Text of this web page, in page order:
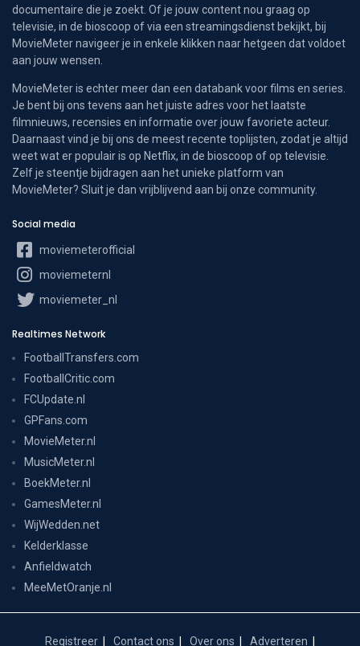
documentaire die je zoekt. Of je jouw content nou graag op
televisie, in de bioscoop of via een streamingsdienst bekijkt, bij
MovieMeter navigeer je in enkele klikken naar hetgeen dat voldoet
aan jouw wensen.
MovieMeter is echter meer dan een databank voor films en series.
Je bent bij ons tevens aan het juiste adres voor het laatste
filmnieuws, recensies en informatie over jouw favoriete acteur.
Daarnaast vind je bij ons de meest recente toplijsten, zodat je altijd
weet wat er populair is op Netflix, in de bioscoop of op televisie.
Zelf je steentje bijdragen aan het unieke platform van
MovieMeter? Sluit je dan vrijblijvend aan bij onze community.
Social media
moviemeterofficial
moviemeternl
moviemeter_nl
Realtimes Network
FootballTransfers.com
FootballCritic.com
FCUpdate.nl
GPFans.com
MovieMeter.nl
MusicMeter.nl
BoekMeter.nl
GamesMeter.nl
WijWedden.net
Kelderklasse
Anfieldwatch
MeeMetOranje.nl
Registreer Contact ons Over ons Adverteren